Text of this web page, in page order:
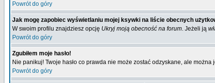
Powrót do góry
Jak mogę zapobiec wyświetlaniu mojej ksywki na liście obecnych
W swoim profilu znajdziesz opcję Ukryj moją obecność na forum. Jeżeli ją
Powrót do góry
Zgubiłem moje hasło!
Nie panikuj! Twoje hasło co prawda nie może zostać odzyskane, ale
Powrót do góry